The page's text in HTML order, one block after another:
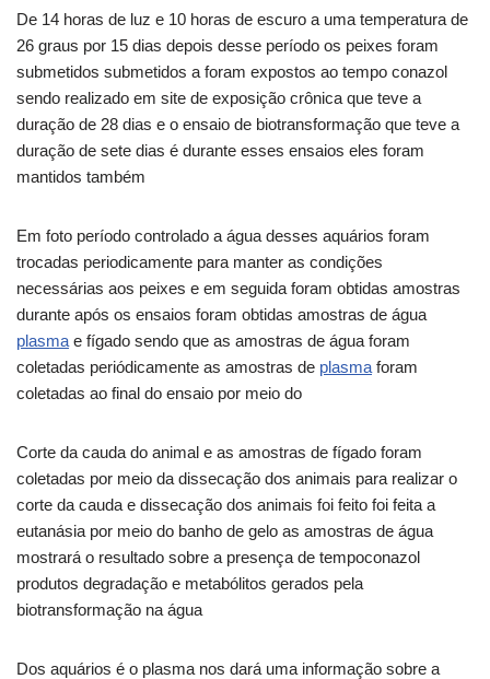
De 14 horas de luz e 10 horas de escuro a uma temperatura de
26 graus por 15 dias depois desse período os peixes foram
submetidos submetidos a foram expostos ao tempo conazol
sendo realizado em site de exposição crônica que teve a
duração de 28 dias e o ensaio de biotransformação que teve a
duração de sete dias é durante esses ensaios eles foram
mantidos também
Em foto período controlado a água desses aquários foram
trocadas periodicamente para manter as condições
necessárias aos peixes e em seguida foram obtidas amostras
durante após os ensaios foram obtidas amostras de água
plasma e fígado sendo que as amostras de água foram
coletadas periódicamente as amostras de plasma foram
coletadas ao final do ensaio por meio do
Corte da cauda do animal e as amostras de fígado foram
coletadas por meio da dissecação dos animais para realizar o
corte da cauda e dissecação dos animais foi feito foi feita a
eutanásia por meio do banho de gelo as amostras de água
mostrará o resultado sobre a presença de tempoconazol
produtos degradação e metabólitos gerados pela
biotransformação na água
Dos aquários é o plasma nos dará uma informação sobre a